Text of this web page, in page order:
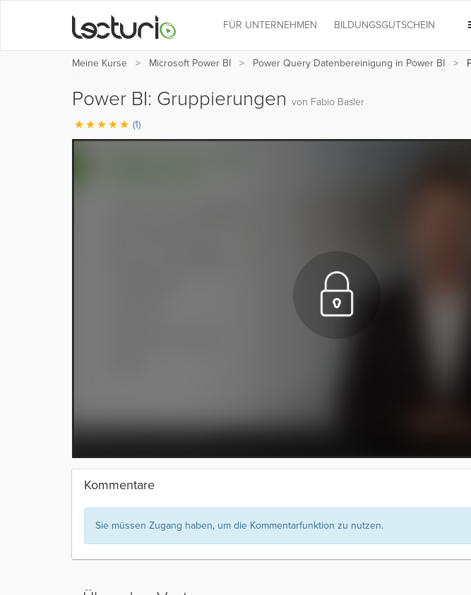
FÜR UNTERNEHMEN BILDUNGSGUTSCHEIN
Meine Kurse Microsoft Power BI Power Query Datenbereinigung in Power BI
Power BI: Gruppierungen von Fabio Basler
(1)
Kommentare
Sie müssen Zugang haben, um die Kommentarfunktion zu nutzen.